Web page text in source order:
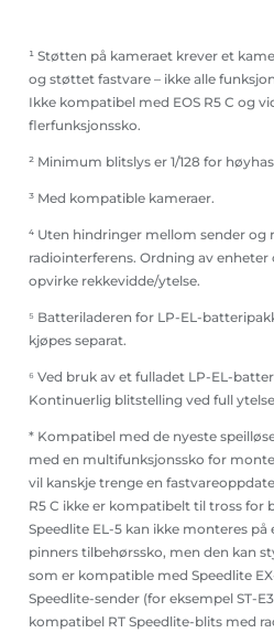
¹ Støtten på kameraet krever et
og støttet fastvare – ikke alle
Ikke kompatibel med EOS R5 C og
flerfunksjonssko.
² Minimum blitslys er 1/128 for
³ Med kompatible kameraer.
⁴ Uten hindringer mellom sender
radiointerferens. Ordning av
opvirke rekkevidde/ytelse.
⁵ Batteriladeren for LP-EL-
kjøpes separat.
⁶ Ved bruk av et fulladet LP-EL-
Kontinuerlig blitstelling ved full
* Kompatibel med de nyeste
med en multifunksjonssko for
vil kanskje trenge en
R5 C ikke er kompatibelt til tross for
Speedlite EL-5 kan ikke monteres
pinners tilbehørssko, men den kan
som er kompatible med Speedlite
Speedlite-sender (for eksempel ST-
kompatibel RT Speedlite-blits med